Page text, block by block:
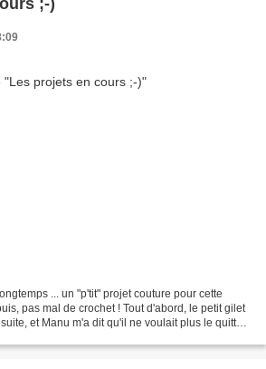
... un "p'tit" projet couture pour cette
pas mal de crochet ! Tout d'abord, le petit gilet
et Manu m'a dit qu'il ne voulait plus le quitter